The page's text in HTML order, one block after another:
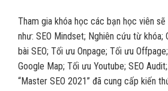
Tham gia khóa học các bạn học viên
như: SEO Mindset; Nghiên cứu từ
bài SEO; Tối ưu Onpage; Tối ưu
Google Map; Tối ưu Youtube; SEO
“Master SEO 2021” đã cung cấp kiến